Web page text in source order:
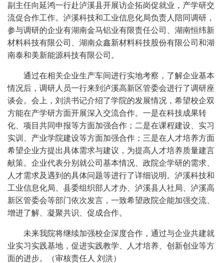
副主任向延鸿一行赴泸溪县开展访企拓岗促就业，产学研交
流促合作工作。泸溪科技和工业信息化局负责人陪同调研，
参与调研的企业有湖南金马铝业有限责任公司、湖南恒纬新
材料科技有限公司、湖南众鑫新材料科技股份有限公司和湖
南泰和美新能源科技有限公司。
通过在相关企业生产车间进行实地考察，了解企业基本
情况后，调研人员一行来到泸溪高新区管委会进行了调研座
谈会。会上，刘洪书记介绍了学院的发展情况， 希望校企双
方能在产学研方面开展深入交流合作。一是在科技成果转
化、项目共同申报等方面加强合作；二是在课程建设、实习
实训、产业学院建设等方面加强合作；三是在人才培养方面
希望企业方提出具体需求与建议，为提高人才培养质量建言
献策。 企业代表分别就公司基本情况、政院企学研的需求、
人才需求及遇到的具体问题等进行了详细说明。泸溪科技和
工业信息化局、县委组织部人才办、泸溪县人社局、泸溪高
新区管委会等部门依次发言，一致希望政院企能加强交流、
增进了解、凝聚共识、促成合作。
未来我院将继续加强校企深度合作，通过与企业共建就
业实习实践基地，促进实践教学、人才培养、创新创业等方
面的进步。（审核责任人 刘洪）